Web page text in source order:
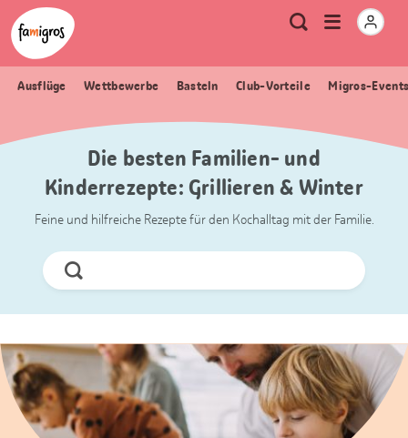
Sprungmarken
Navigation
Header
Logo
Meta
Navigation
Suche
Menu
öffnen
Ausflüge Wettbewerbe Basteln Club-Vorteile Migros-
Die besten Familien- und
Kinderrezepte: Grillieren & Winter
Feine und hilfreiche Rezepte für den Kochalltag mit der Familie.
Jetzt
Suchen